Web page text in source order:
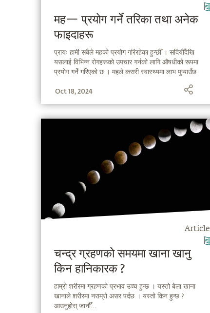
मह— प्रयोग गर्ने तरिका तथा अनेक
फाइदाहरू
प्रायः हामी सबैले महको प्रयोग गरिरहेका हुन्छौँ । सदियौँदेखि
यसलाई विभिन्न रोगहरूको उपचार गर्नको लागि औषधीको रूपमा
प्रयोग गर्ने गरिएको छ । महले कसरी स्वास्थ्यमा लाभ पुऱ्याउँछ
Oct 18, 2024
Article
चन्द्र ग्रहणको समयमा खाना खानु
किन हानिकारक ?
हाम्रो शरीरमा ग्रहणको प्रभाव उच्च हुन्छ । यस्तो बेला खाना
खानाले शरीरमा नराम्रो असर पर्दछ । यस्तो किन हुन्छ ?
आउनुहोस् जानौँ...